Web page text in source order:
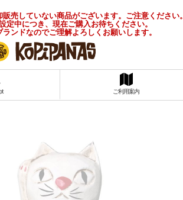
売していない商品がございます。ご注意ください。
定中につき、現在ご購入お待ちください。
ランドなのでご理解よろしくお願いします。
ご利用案内